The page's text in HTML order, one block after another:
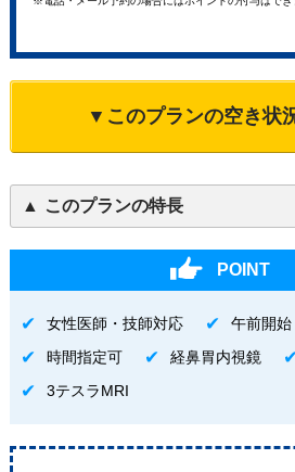
▼このプランの空き状
このプランの特長
POINT
女性医師・技師対応 午前開始
時間指定可
経鼻胃内視鏡
3テスラMRI